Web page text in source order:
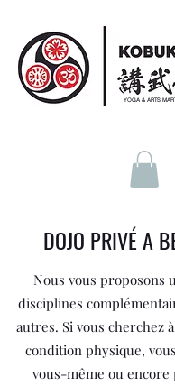
YOGA & ARTS
DOJO PRIVÉ A
Nous vous proposons
disciplines
autres. Si vous cherchez
condition physique,
vous-même ou encore